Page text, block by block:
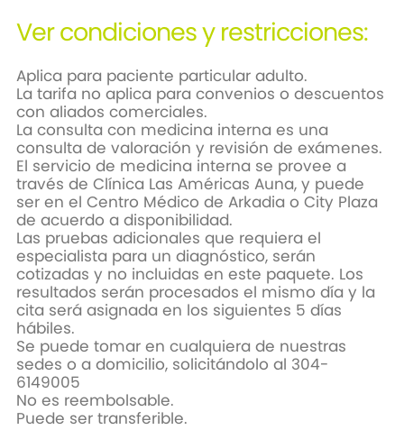
Ver condiciones y restricciones:
Aplica para paciente particular adulto.
La tarifa no aplica para convenios o descuentos
con aliados comerciales.
La consulta con medicina interna es una
consulta de valoración y revisión de exámenes.
El servicio de medicina interna se provee a
través de Clínica Las Américas Auna, y puede
ser en el Centro Médico de Arkadia o City Plaza
de acuerdo a disponibilidad.
Las pruebas adicionales que requiera el
especialista para un diagnóstico, serán
cotizadas y no incluidas en este paquete. Los
resultados serán procesados el mismo día y la
cita será asignada en los siguientes 5 días
hábiles.
Se puede tomar en cualquiera de nuestras
sedes o a domicilio, solicitándolo al 304-
6149005
No es reembolsable.
Puede ser transferible.